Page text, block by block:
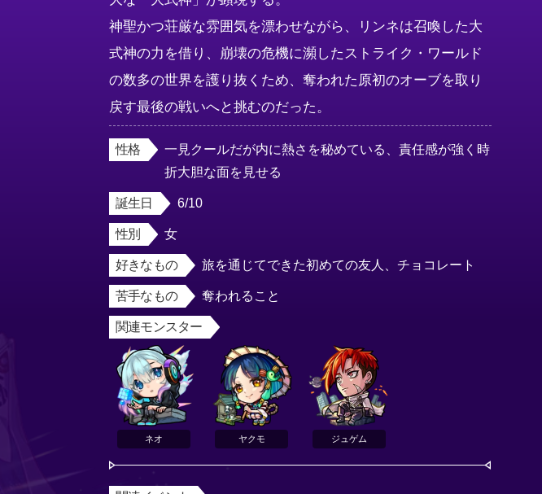
神聖かつ荘厳な雰囲気を漂わせながら、リンネは召喚した大
式神の力を借り、崩壊の危機に瀕したストライク・ワールド
の数多の世界を護り抜くため、奪われた原初のオーブを取り
戻す最後の戦いへと挑むのだった。
性格
一見クールだが内に熱さを秘めている、責任感が強く時
折大胆な面を見せる
誕生日 6/10
性別 女
好きなもの 旅を通じてできた初めての友人、チョコレート
苦手なもの 奪われること
関連モンスター
ネオ ヤクモ ジュゲム